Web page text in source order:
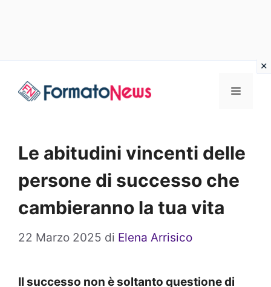
Menu
Le abitudini vincenti delle
persone di successo che
cambieranno la tua vita
22 Marzo 2025 di Elena Arrisico
Il successo non è soltanto questione di